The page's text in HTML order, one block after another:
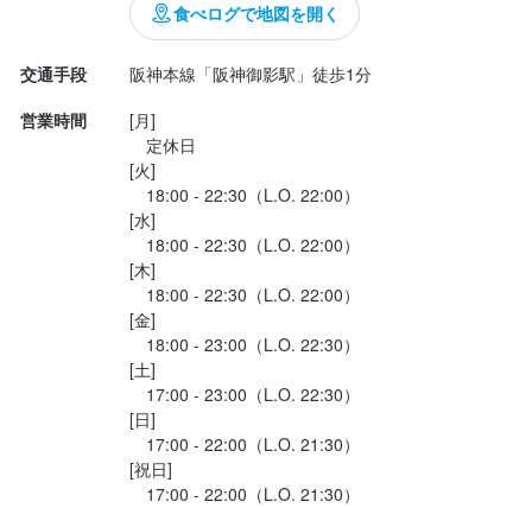
食べログで地図を開く
交通手段
阪神本線「阪神御影駅」徒歩1分
営業時間
[月]
定休日
[火]
18:00 - 22:30（L.O. 22:00）
[水]
18:00 - 22:30（L.O. 22:00）
[木]
18:00 - 22:30（L.O. 22:00）
[金]
18:00 - 23:00（L.O. 22:30）
[土]
17:00 - 23:00（L.O. 22:30）
[日]
17:00 - 22:00（L.O. 21:30）
[祝日]
17:00 - 22:00（L.O. 21:30）